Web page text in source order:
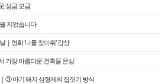
성금 모금
지었습니다
｜영화 '나를 찾아줘' 감상
가장 아름다운 건축물 은상
③ 아기 돼지 삼형제의 집짓기 방식